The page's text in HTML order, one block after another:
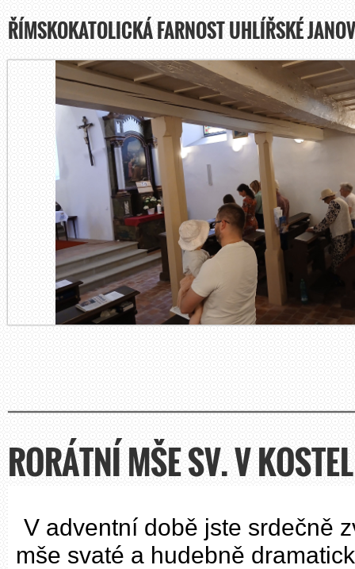
ŘÍMSKOKATOLICKÁ FARNOST UHLÍŘSKÉ
RORÁTNÍ MŠE SV. V
V adventní době jste srdečně
mše svaté a hudebně